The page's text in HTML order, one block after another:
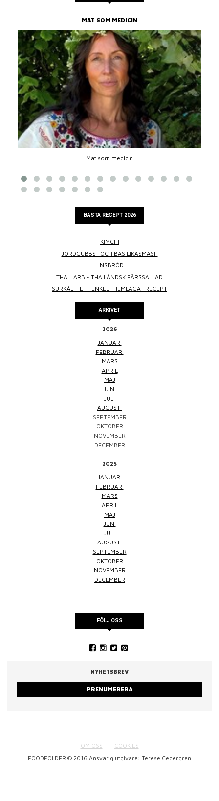
MAT SOM MEDICIN
Mat som medicin
BÄSTA RECEPT 2026
KIMCHI
JORDGUBBS- OCH BASILIKASMASH
LINSBRÖD
THAI LARB - THAILÄNDSK FÄRSSALLAD
SURKÅL – ETT ENKELT HEMLAGAT RECEPT
ARKIVET
2026
JANUARI
FEBRUARI
MARS
APRIL
MAJ
JUNI
JULI
AUGUSTI
SEPTEMBER
OKTOBER
NOVEMBER
DECEMBER
2025
JANUARI
FEBRUARI
MARS
APRIL
MAJ
JUNI
JULI
AUGUSTI
SEPTEMBER
OKTOBER
NOVEMBER
DECEMBER
FÖLJ OSS
NYHETSBREV
PRENUMERERA
OM OSS
COOKIES
FOODFOLDER © 2016 Ansvarig utgivare: Terese Cedergren